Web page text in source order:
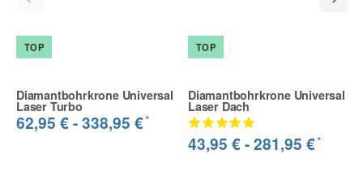
TOP
Diamantbohrkrone Universal
Laser Turbo
62,95 € -338,95 €*
TOP
Diamantbohrkrone Universal
Laser Dach
43,95 € -281,95 €*